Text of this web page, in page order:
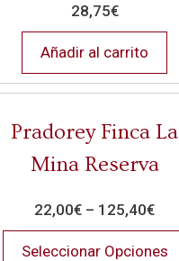
28,75€
Añadir al carrito
Pradorey Finca La
Mina Reserva
22,00€ – 125,40€
Seleccionar Opciones